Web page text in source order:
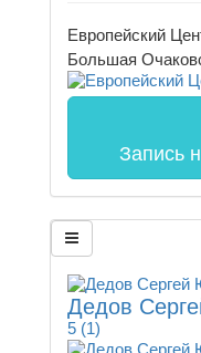
Европейский
Большая
Запись
Дедов
5 (1)